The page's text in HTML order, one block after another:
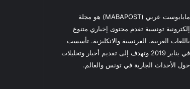
مابابوست عربي (MABAPOST) هو مجلة
إلكترونية تونسية تقدم محتوى إخباري متنوع
باللغات العربية، الفرنسية والانكليزية. تأسست
في يناير 2019 وتهدف إلى تقديم أخبار وتحليلات
حول الأحداث الجارية في تونس والعالم.